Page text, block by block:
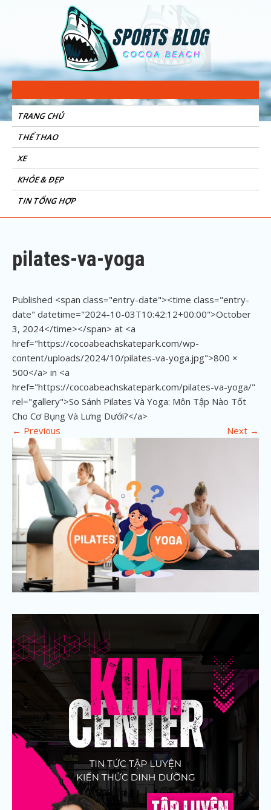
Sports Blog
Cocoa Beach
TRANG CHỦ
THỂ THAO
XE
KHỎE & ĐẸP
TIN TỔNG HỢP
pilates-va-yoga
Published <span class="entry-date"><time class="entry-
date" datetime="2024-10-03T10:42:12+00:00">October
3, 2024</time></span> at <a
href="https://cocoabeachskatepark.com/wp-
content/uploads/2024/10/pilates-va-yoga.jpg">800 ×
500</a> in <a
href="https://cocoabeachskatepark.com/pilates-va-yoga/"
rel="gallery">So Sánh Pilates Và Yoga: Môn Tập Nào Tốt
Cho Cơ Bụng Và Lưng Dưới?</a>
← Previous Next →